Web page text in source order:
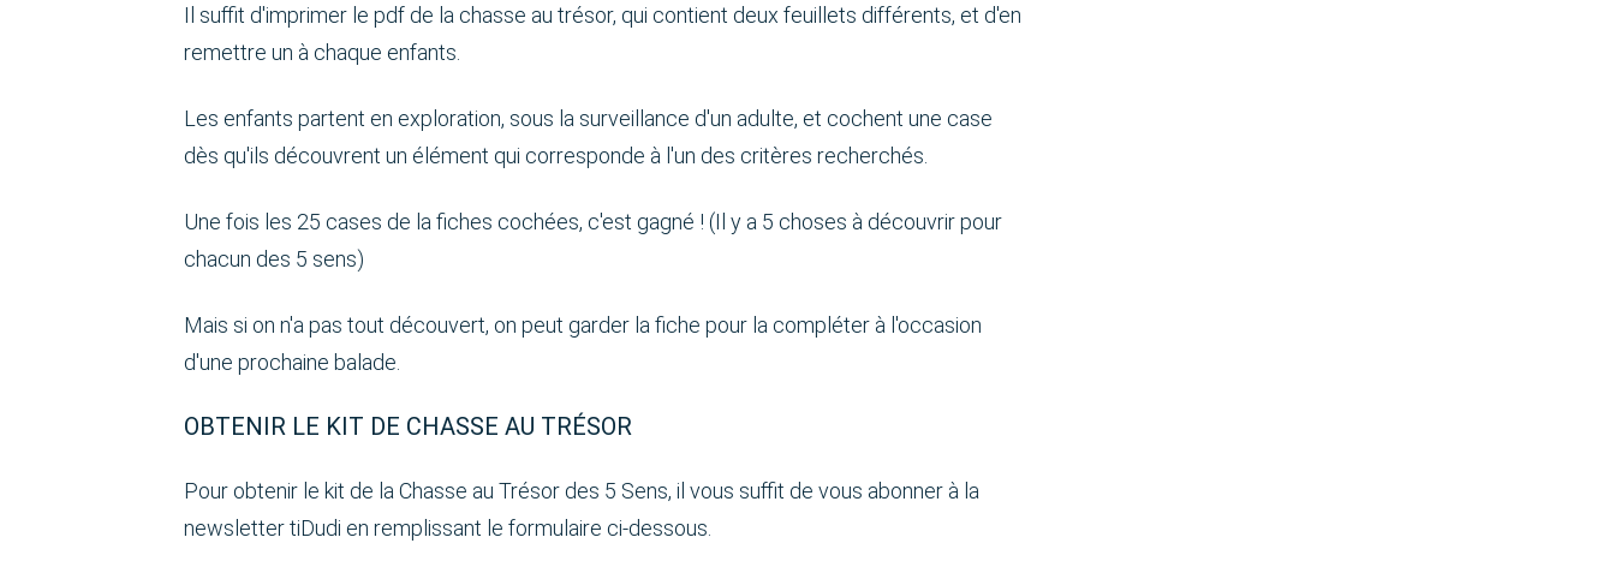
Il suffit d'imprimer le pdf de la chasse au trésor, qui contient deux feuillets différents, et d'en
remettre un à chaque enfants.
Les enfants partent en exploration, sous la surveillance d'un adulte, et cochent une case
dès qu'ils découvrent un élément qui corresponde à l'un des critères recherchés.
Une fois les 25 cases de la fiches cochées, c'est gagné ! (Il y a 5 choses à découvrir pour
chacun des 5 sens)
Mais si on n'a pas tout découvert, on peut garder la fiche pour la compléter à l'occasion
d'une prochaine balade.
OBTENIR LE KIT DE CHASSE AU TRÉSOR
Pour obtenir le kit de la Chasse au Trésor des 5 Sens, il vous suffit de vous abonner à la
newsletter tiDudi en remplissant le formulaire ci-dessous.